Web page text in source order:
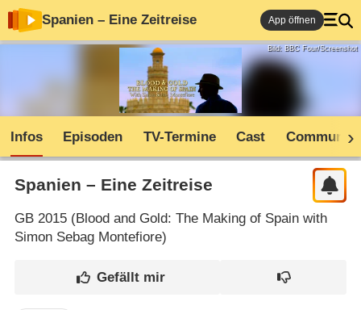
Spanien – Eine Zeitreise App öffnen
Bild: BBC Four/Screenshot
Infos Episoden TV-Termine Cast Community
Spanien – Eine Zeitreise
GB2015 (Blood and Gold: The Making of Spain with
Simon Sebag Montefiore)